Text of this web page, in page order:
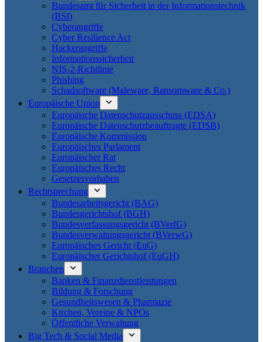
Bundesamt für Sicherheit in der Informationstechnik
(BSI)
Cyberangriffe
Cyber Resilience Act
Hackerangriffe
Informationssicherheit
NIS-2-Richtlinie
Phishing
Schadsoftware (Maleware, Ransomware & Co.)
Europäische Union
Europäische Datenschutzausschuss (EDSA)
Europäische Datenschutzbeauftragte (EDSB)
Europäische Kommission
Europäisches Parlament
Europäischer Rat
Europäisches Recht
Gesetzesvorhaben
Rechtsprechung
Bundesarbeitsgericht (BAG)
Bundesgerichtshof (BGH)
Bundesverfassungsgericht (BVerfG)
Bundesverwaltungsgericht (BVerwG)
Europäisches Gericht (EuG)
Europäischer Gerichtshof (EuGH)
Branchen
Banken & Finanzdienstleistungen
Bildung & Forschung
Gesundheitswesen & Pharmazie
Kirchen, Vereine & NPOs
Öffentliche Verwaltung
Big Tech & Social Media